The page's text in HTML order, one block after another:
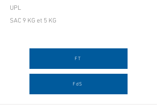
UPL
SAC 9 KG et 5 KG
FT
FdS